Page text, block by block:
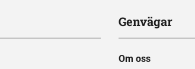
Genvägar
Om oss